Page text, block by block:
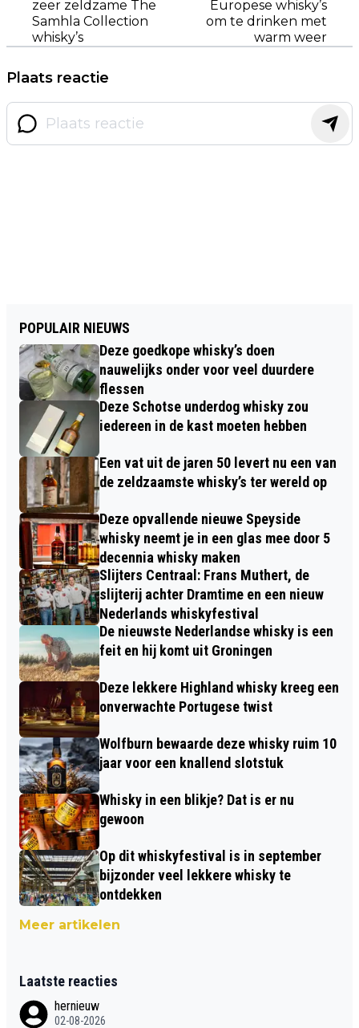
zeer zeldzame The
Samhla Collection
whisky’s
Europese whisky’s
om te drinken met
warm weer
Plaats reactie
POPULAIR NIEUWS
Deze goedkope whisky’s doen
nauwelijks onder voor veel duurdere
flessen
Deze Schotse underdog whisky zou
iedereen in de kast moeten hebben
Een vat uit de jaren 50 levert nu een van
de zeldzaamste whisky’s ter wereld op
Deze opvallende nieuwe Speyside
whisky neemt je in een glas mee door 5
decennia whisky maken
Slijters Centraal: Frans Muthert, de
slijterij achter Dramtime en een nieuw
Nederlands whiskyfestival
De nieuwste Nederlandse whisky is een
feit en hij komt uit Groningen
Deze lekkere Highland whisky kreeg een
onverwachte Portugese twist
Wolfburn bewaarde deze whisky ruim 10
jaar voor een knallend slotstuk
Whisky in een blikje? Dat is er nu
gewoon
Op dit whiskyfestival is in september
bijzonder veel lekkere whisky te
ontdekken
Meer artikelen
Laatste reacties
hernieuw
02-08-2026